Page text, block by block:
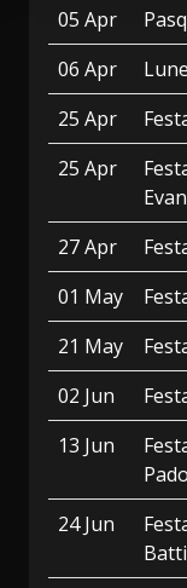
05 Apr
06 Apr
25 Apr
25 Apr
27 Apr
01 May
21 May
02 Jun
13 Jun
24 Jun